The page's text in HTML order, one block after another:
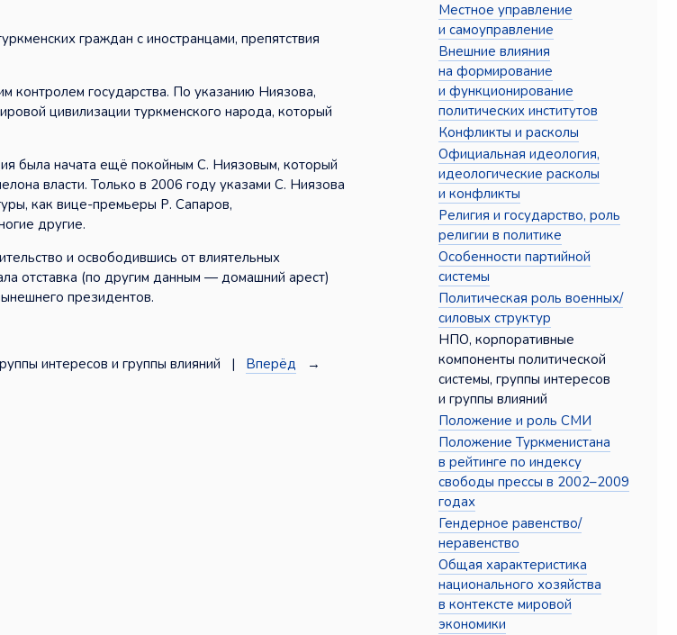
граждан с иностранцами, препятствия
контролем государства. По указанию Ниязова,
цивилизации туркменского народа, который
была начата ещё покойным С. Ниязовым, который
власти. Только в 2006 году указами С. Ниязова
как вице-премьеры Р. Сапаров,
другие.
и освободившись от влиятельных
отставка (по другим данным — домашний арест)
президентов.
интересов и группы влияний | Вперёд →
Местное управление
и самоуправление
Внешние влияния
на формирование
и функционирование
политических институтов
Конфликты и расколы
Официальная идеология,
идеологические расколы
и конфликты
Религия и государство, роль
религии в политике
Особенности партийной
системы
Политическая роль военных/
силовых структур
НПО, корпоративные
компоненты политической
системы, группы интересов
и группы влияний
Положение и роль СМИ
Положение Туркменистана
в рейтинге по индексу
свободы прессы в 2002–2009
годах
Гендерное равенство/
неравенство
Общая характеристика
национального хозяйства
в контексте мировой
экономики